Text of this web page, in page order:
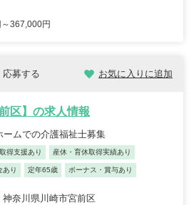
367,000円
募する お気に入りに追加
区】の求人情報
ムでの介護福祉士募集
得支援あり 産休・育休取得実績あり
あり 定年65歳 ボーナス・賞与あり
神奈川県川崎市宮前区